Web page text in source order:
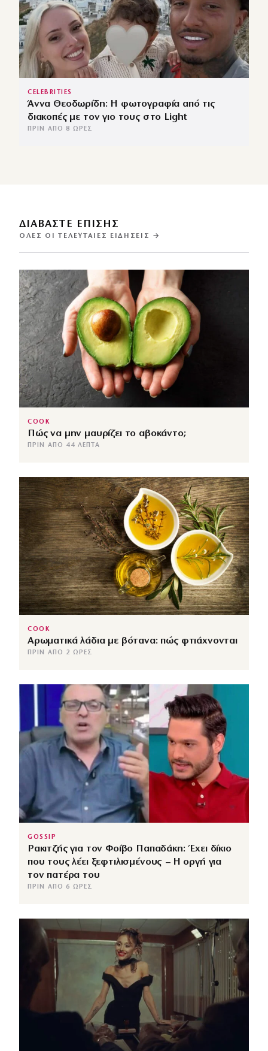
CELEBRITIES
Άννα Θεοδωρίδη: Η φωτογραφία από τις
διακοπές με τον γιο τους στο Light
ΠΡΙΝ ΑΠΌ 8 ΏΡΕΣ
ΔΙΑΒΑΣΤΕ ΕΠΙΣΗΣ
ΌΛΕΣ ΟΙ ΤΕΛΕΥΤΑΊΕΣ ΕΙΔΉΣΕΙΣ →
COOK
Πώς να μην μαυρίζει το αβοκάντο;
ΠΡΙΝ ΑΠΌ 44 ΛΕΠΤΆ
COOK
Αρωματικά λάδια με βότανα: πώς φτιάχνονται
ΠΡΙΝ ΑΠΌ 2 ΏΡΕΣ
GOSSIP
Ρακιτζής για τον Φοίβο Παπαδάκη: Έχει δίκιο
που τους λέει ξεφτιλισμένους – Η οργή για
τον πατέρα του
ΠΡΙΝ ΑΠΌ 6 ΏΡΕΣ